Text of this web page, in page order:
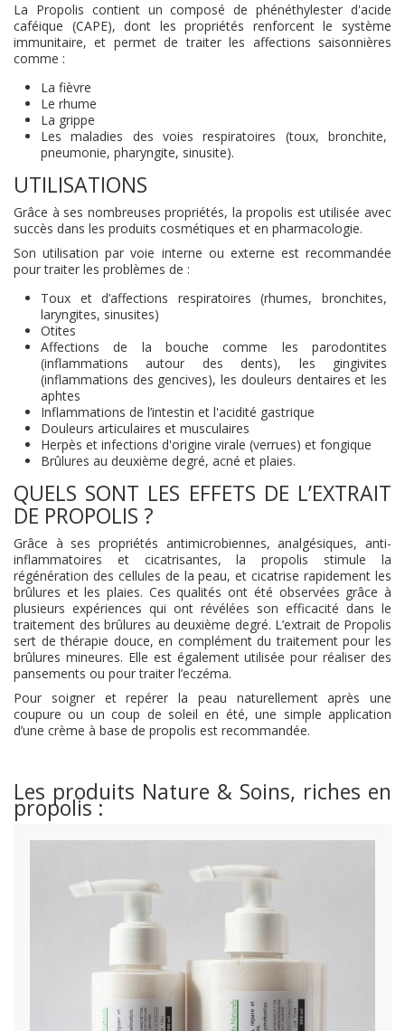
La Propolis contient un composé de phénéthylester d'acide
caféique (CAPE), dont les propriétés renforcent le système
immunitaire, et permet de traiter les affections saisonnières
comme :
La fièvre
Le rhume
La grippe
Les maladies des voies respiratoires (toux, bronchite,
pneumonie, pharyngite, sinusite).
UTILISATIONS
Grâce à ses nombreuses propriétés, la propolis est utilisée avec
succès dans les produits cosmétiques et en pharmacologie.
Son utilisation par voie interne ou externe est recommandée
pour traiter les problèmes de :
Toux et d’affections respiratoires (rhumes, bronchites,
laryngites, sinusites)
Otites
Affections de la bouche comme les parodontites
(inflammations autour des dents), les gingivites
(inflammations des gencives), les douleurs dentaires et les
aphtes
Inflammations de l’intestin et l'acidité gastrique
Douleurs articulaires et musculaires
Herpès et infections d'origine virale (verrues) et fongique
Brûlures au deuxième degré, acné et plaies.
QUELS SONT LES EFFETS DE L’EXTRAIT
DE PROPOLIS ?
Grâce à ses propriétés antimicrobiennes, analgésiques, anti-
inflammatoires et cicatrisantes, la propolis stimule la
régénération des cellules de la peau, et cicatrise rapidement les
brûlures et les plaies. Ces qualités ont été observées grâce à
plusieurs expériences qui ont révélées son efficacité dans le
traitement des brûlures au deuxième degré. L’extrait de Propolis
sert de thérapie douce, en complément du traitement pour les
brûlures mineures. Elle est également utilisée pour réaliser des
pansements ou pour traiter l’eczéma.
Pour soigner et repérer la peau naturellement après une
coupure ou un coup de soleil en été, une simple application
d’une crème à base de propolis est recommandée.
Les produits Nature & Soins, riches en
propolis :